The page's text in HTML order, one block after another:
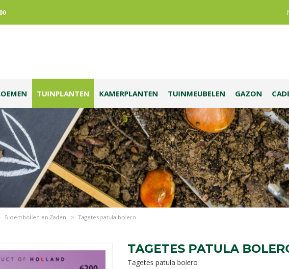
Bloembollen en Zaden > Tagetes patula bolero
TUINPLANTEN KAMERPLANTEN TUINMEUBELEN GAZON
TAGETES PATULA
Tagetes patula bolero